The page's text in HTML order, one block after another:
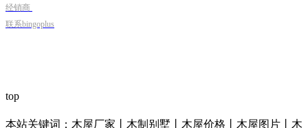
经销商
联系bingoplus
top
本站关键词：木屋厂家丨木制别墅丨木屋价格丨木屋图片丨木